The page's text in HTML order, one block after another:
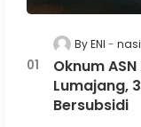
By ENI
Oknum
Lumajang,
Bersubsidi